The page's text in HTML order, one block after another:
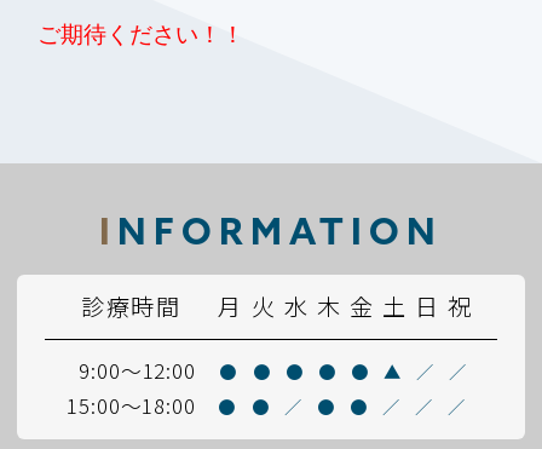
ご期待ください！！
ボトックス注射治療を始めました！！
（顔面けいれん等でお悩みの方対象）
◆予約制（0565-36-0700）
◆費用：約 12,000円 （3割負担対象の方の場合）
I NFORMATION
診療時間 月 火 水 木 金 土 日 祝
9:00～12:00 ● ● ● ● ● ▲ ／ ／
15:00～18:00 ● ● ／ ● ● ／ ／ ／